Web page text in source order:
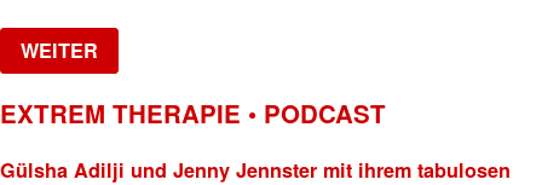
WEITER
EXTREM THERAPIE • PODCAST
Gülsha Adilji und Jenny Jennster mit ihrem tabulosen